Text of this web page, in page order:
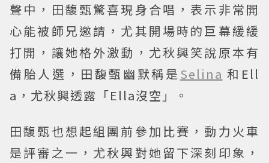
聲中，田馥甄驚喜現身合唱，表示非常開
心能被師兄邀請，尤其開場時的巨幕緩緩
打開，讓她格外激動，尤秋興笑說原本有
備胎人選，田馥甄幽默稱是 Selina 和Ell
a，尤秋興透露「Ella沒空」。
田馥甄也想起組團前參加比賽，動力火車
是評審之一，尤秋興對她留下深刻印象，